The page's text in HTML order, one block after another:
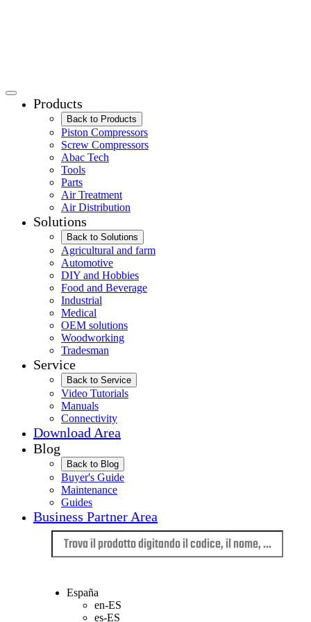
Products
Back to Products
Piston Compressors
Screw Compressors
Abac Tech
Tools
Parts
Air Treatment
Air Distribution
Solutions
Back to Solutions
Agricultural and farm
Automotive
DIY and Hobbies
Food and Beverage
Industrial
Medical
OEM solutions
Woodworking
Tradesman
Service
Back to Service
Video Tutorials
Manuals
Connectivity
Download Area
Blog
Back to Blog
Buyer's Guide
Maintenance
Guides
Business Partner Area
España
en-ES
es-ES